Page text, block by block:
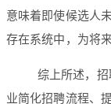
意味着即使候选人
存在系统中，为将
综上所述，
业简化招聘流程、